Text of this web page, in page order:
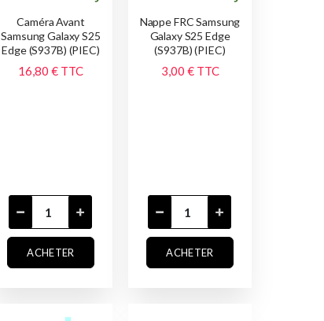
Caméra Avant
Samsung Galaxy S25
Edge (S937B) (PIEC)
16,80 € TTC
ACHETER
Nappe FRC Samsung
Galaxy S25 Edge
(S937B) (PIEC)
3,00 € TTC
ACHETER